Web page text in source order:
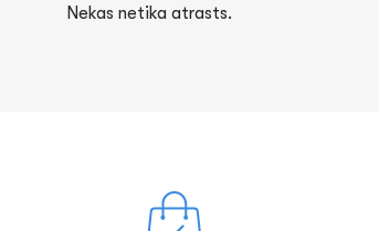
Nekas netika atrasts.